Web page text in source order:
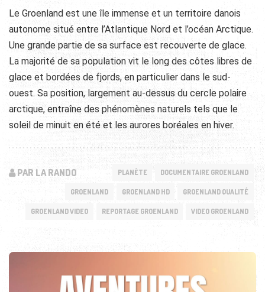
Le Groenland est une île immense et un territoire danois
autonome situé entre l’Atlantique Nord et l’océan Arctique.
Une grande partie de sa surface est recouverte de glace.
La majorité de sa population vit le long des côtes libres de
glace et bordées de fjords, en particulier dans le sud-
ouest. Sa position, largement au-dessus du cercle polaire
arctique, entraîne des phénomènes naturels tels que le
soleil de minuit en été et les aurores boréales en hiver.
PAR LA RANDO PLANÈTE DOCUMENTAIRE GROENLAND
GROENLAND GROENLAND HD GROENLAND QUALITÉ
GROENLAND VIDEO REPORTAGE GROENLAND VIDEO GROENLAND